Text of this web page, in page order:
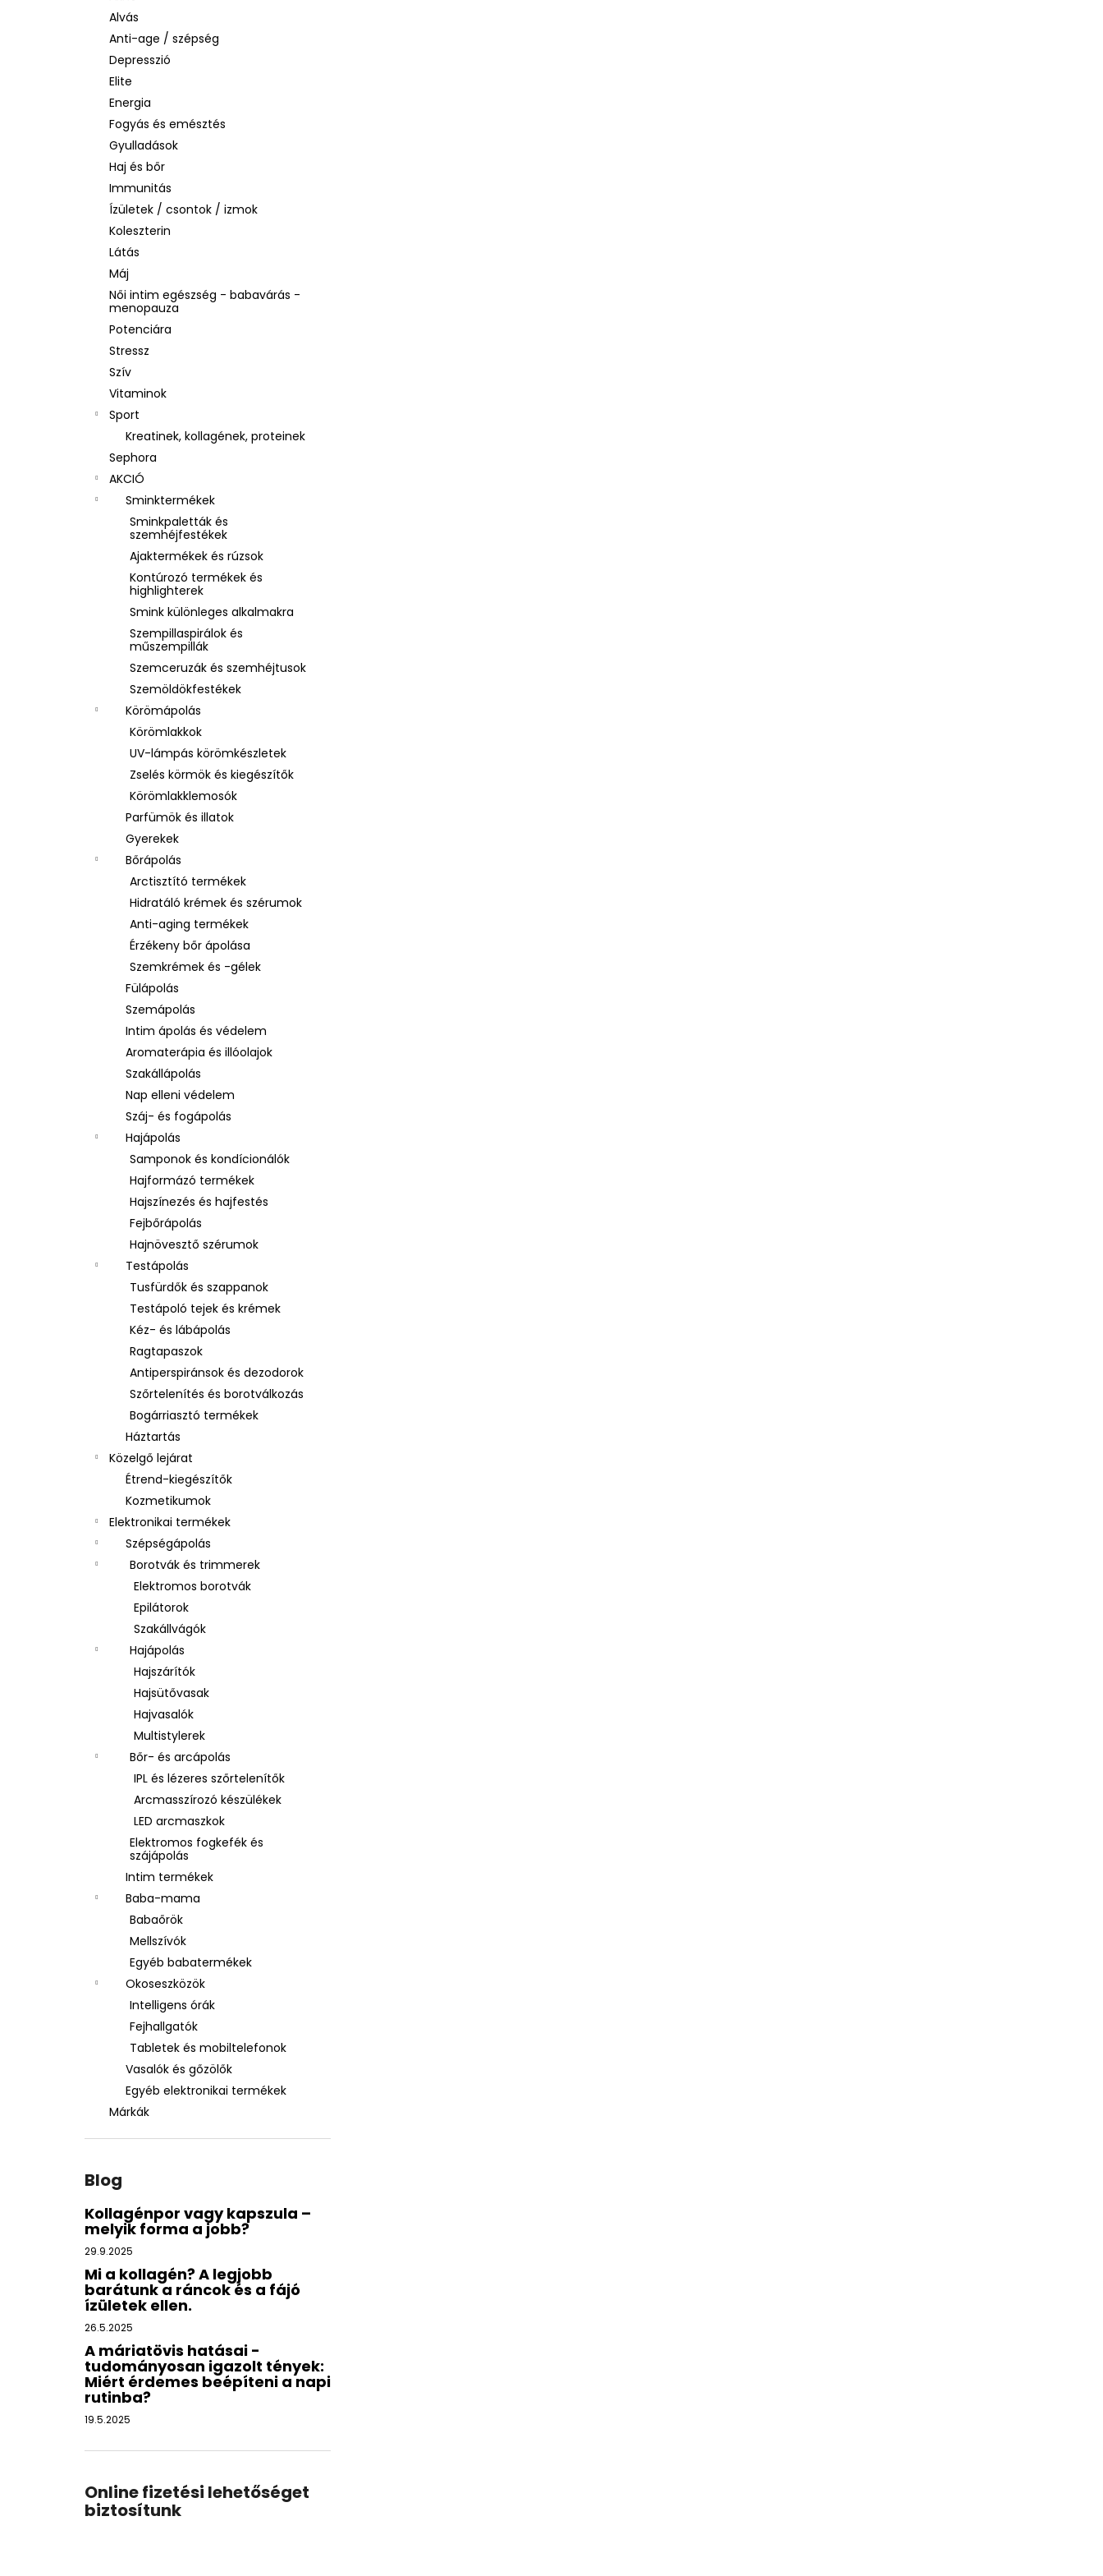
Alvás
Anti-age / szépség
Depresszió
Elite
Energia
Fogyás és emésztés
Gyulladások
Haj és bőr
Immunitás
Ízületek / csontok / izmok
Koleszterin
Látás
Máj
Női intim egészség - babavárás -
menopauza
Potenciára
Stressz
Szív
Vitaminok
Sport
Kreatinek, kollagének, proteinek
Sephora
AKCIÓ
Sminktermékek
Sminkpaletták és
szemhéjfestékek
Ajaktermékek és rúzsok
Kontúrozó termékek és
highlighterek
Smink különleges alkalmakra
Szempillaspirálok és
műszempillák
Szemceruzák és szemhéjtusok
Szemöldökfestékek
Körömápolás
Körömlakkok
UV-lámpás körömkészletek
Zselés körmök és kiegészítők
Körömlakklemosók
Parfümök és illatok
Gyerekek
Bőrápolás
Arctisztító termékek
Hidratáló krémek és szérumok
Anti-aging termékek
Érzékeny bőr ápolása
Szemkrémek és -gélek
Fülápolás
Szemápolás
Intim ápolás és védelem
Aromaterápia és illóolajok
Szakállápolás
Nap elleni védelem
Száj- és fogápolás
Hajápolás
Samponok és kondícionálók
Hajformázó termékek
Hajszínezés és hajfestés
Fejbőrápolás
Hajnövesztő szérumok
Testápolás
Tusfürdők és szappanok
Testápoló tejek és krémek
Kéz- és lábápolás
Ragtapaszok
Antiperspiránsok és dezodorok
Szőrtelenítés és borotválkozás
Bogárriasztó termékek
Háztartás
Közelgő lejárat
Étrend-kiegészítők
Kozmetikumok
Elektronikai termékek
Szépségápolás
Borotvák és trimmerek
Elektromos borotvák
Epilátorok
Szakállvágók
Hajápolás
Hajszárítók
Hajsütővasak
Hajvasalók
Multistylerek
Bőr- és arcápolás
IPL és lézeres szőrtelenítők
Arcmasszírozó készülékek
LED arcmaszkok
Elektromos fogkefék és
szájápolás
Intim termékek
Baba-mama
Babaőrök
Mellszívók
Egyéb babatermékek
Okoseszközök
Intelligens órák
Fejhallgatók
Tabletek és mobiltelefonok
Vasalók és gőzölők
Egyéb elektronikai termékek
Márkák
Blog
Kollagénpor vagy kapszula –
melyik forma a jobb?
29.9.2025
Mi a kollagén? A legjobb
barátunk a ráncok és a fájó
ízületek ellen.
26.5.2025
A máriatövis hatásai -
tudományosan igazolt tények:
Miért érdemes beépíteni a napi
rutinba?
19.5.2025
Online fizetési lehetőséget
biztosítunk
LA ROCHE-POSAY B5 RÁNCTALANÍTÓ
SZÉRUM ÉRZÉKENY BŐRRE, 10 ML
1 760 Ft
Korábbi: 4 580 Ft